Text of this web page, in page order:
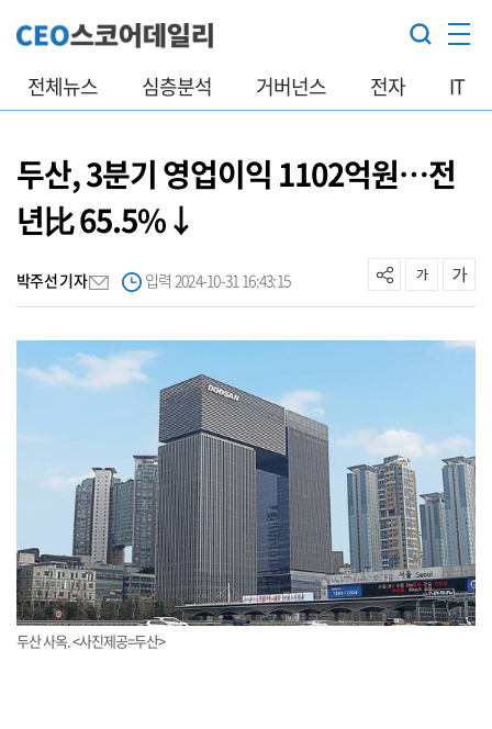
전체뉴스 심층분석 거버넌스 전자 IT
두산, 3분기 영업이익 1102억원…전
년比 65.5%↓
박주선 기자 입력 2024-10-31 16:43:15
두산 사옥. <사진제공=두산>